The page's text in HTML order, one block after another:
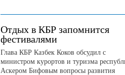
Отдых в КБР запомнится
фестивалями
Глава КБР Казбек Коков обсудил с
министром курортов и туризма
Аскером Бифовым вопросы развития